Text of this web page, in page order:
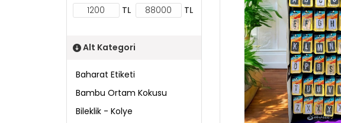
TL TL
Alt Kategori
Baharat Etiketi
Bambu Ortam Kokusu
Bileklik - Kolye